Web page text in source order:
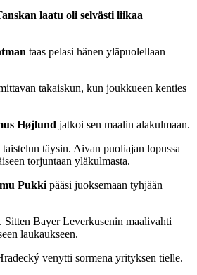
laatu oli selvästi liikaa
taas pelasi hänen yläpuolellaan
takaiskun, kun joukkueen kenties
Højlund jatkoi sen maalin alakulmaan.
täysin. Aivan puoliajan lopussa
torjuntaan yläkulmasta.
Pukkipääsi juoksemaan tyhjään
Sitten Bayer Leverkusenin maalivahti
laukaukseen.
venytti sormena yrityksen tielle.